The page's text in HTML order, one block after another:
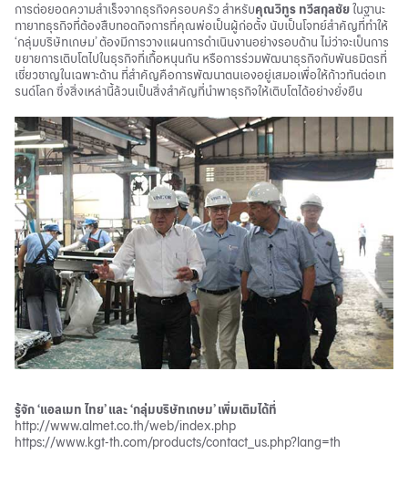
การต่อยอดความสำเร็จจากธุรกิจครอบครัว สำหรับคุณวิทูร ทวีสกุลชัยในฐานะ
ทายาทธุรกิจที่ต้องสืบทอดกิจการที่คุณพ่อเป็นผู้ก่อตั้ง นับเป็นโจทย์สำคัญที่ทำให้
‘กลุ่มบริษัทเกษม’ ต้องมีการวางแผนการดำเนินงานอย่างรอบด้าน ไม่ว่าจะเป็นการ
ขยายการเติบโตไปในธุรกิจที่เกื้อหนุนกัน หรือการร่วมพัฒนาธุรกิจกับพันธมิตรที่
เชี่ยวชาญในเฉพาะด้าน ที่สำคัญคือการพัฒนาตนเองอยู่เสมอเพื่อให้ก้าวทันต่อเท
รนด์โลก ซึ่งสิ่งเหล่านี้ล้วนเป็นสิ่งสำคัญที่นำพาธุรกิจให้เติบโตได้อย่างยั่งยืน
รู้จัก ‘แอลเมท ไทย’ และ ‘กลุ่มบริษัทเกษม’ เพิ่มเติมได้ที่
http://www.almet.co.th/web/index.php
https://www.kgt-th.com/products/contact_us.php?lang=th